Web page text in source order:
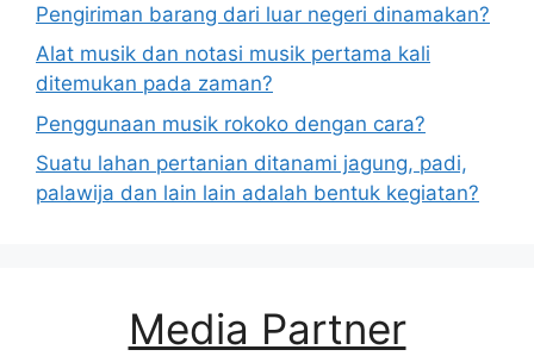
Pengiriman barang dari luar negeri dinamakan?
Alat musik dan notasi musik pertama kali
ditemukan pada zaman?
Penggunaan musik rokoko dengan cara?
Suatu lahan pertanian ditanami jagung, padi,
palawija dan lain lain adalah bentuk kegiatan?
Media Partner